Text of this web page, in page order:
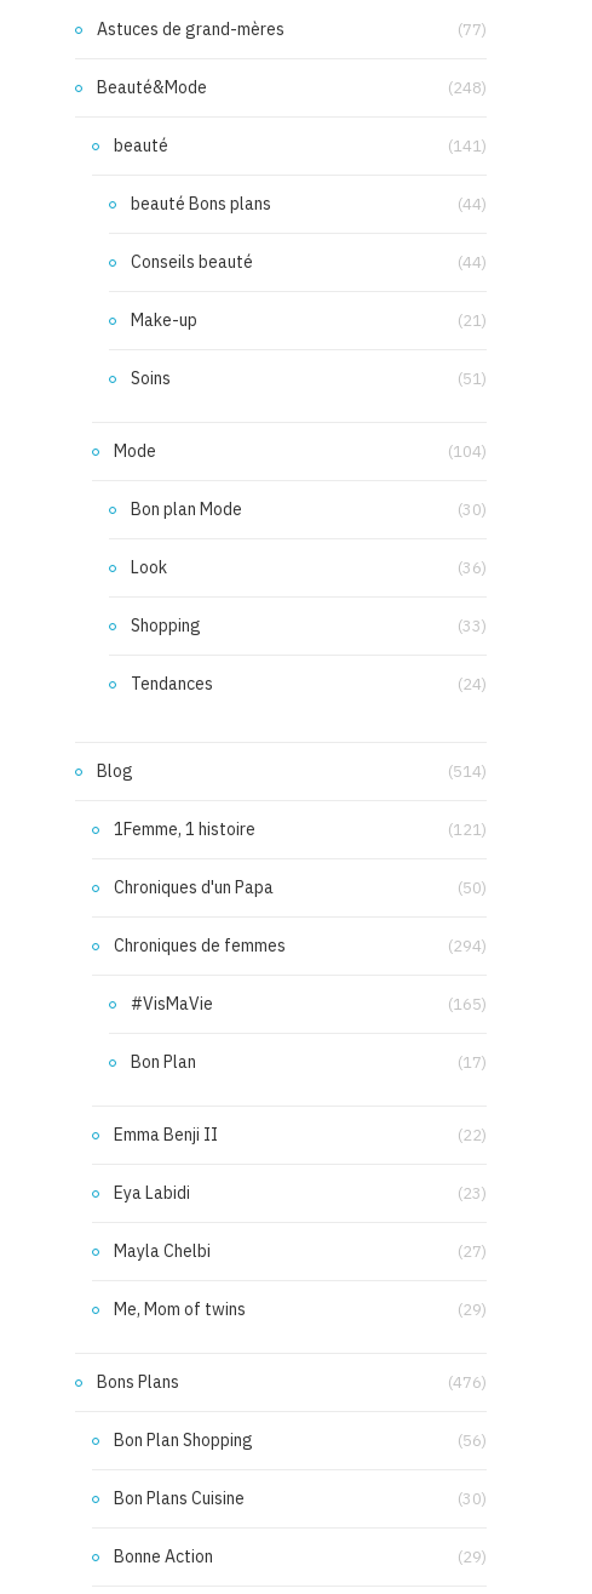
Astuces de grand-mères (77)
Beauté&Mode (248)
beauté (141)
beauté Bons plans (44)
Conseils beauté (44)
Make-up (21)
Soins (51)
Mode (104)
Bon plan Mode (30)
Look (36)
Shopping (33)
Tendances (24)
Blog (514)
1Femme, 1 histoire (121)
Chroniques d'un Papa (50)
Chroniques de femmes (294)
#VisMaVie (165)
Bon Plan (17)
Emma Benji II (22)
Eya Labidi (23)
Mayla Chelbi (27)
Me, Mom of twins (29)
Bons Plans (476)
Bon Plan Shopping (56)
Bon Plans Cuisine (30)
Bonne Action (29)